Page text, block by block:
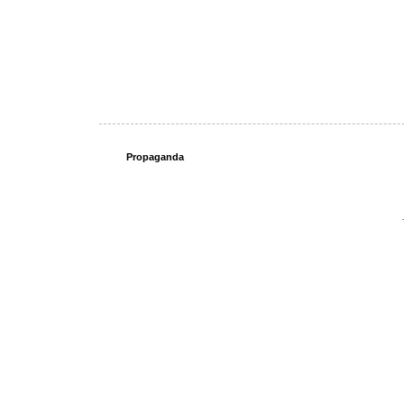
Propaganda